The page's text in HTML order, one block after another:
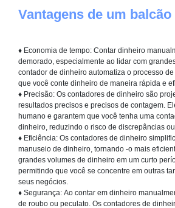
Vantagens de um
♦ Economia de tempo: Contar dinheiro
demorado, especialmente ao lidar com
contador de dinheiro automatiza o processo
que você conte dinheiro de maneira rápida e
♦ Precisão: Os contadores de dinheiro são
resultados precisos e precisos de contagem.
humano e garantem que você tenha uma
dinheiro, reduzindo o risco de discrepâncias ou
♦ Eficiência: Os contadores de dinheiro
manuseio de dinheiro, tornando -o mais
grandes volumes de dinheiro em um curto
permitindo que você se concentre em outras
seus negócios.
♦ Segurança: Ao contar em dinheiro
de roubo ou peculato. Os contadores de